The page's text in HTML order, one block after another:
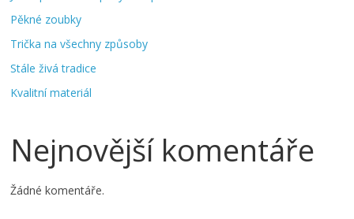
Pěkné zoubky
Trička na všechny způsoby
Stále živá tradice
Kvalitní materiál
Nejnovější komentáře
Žádné komentáře.